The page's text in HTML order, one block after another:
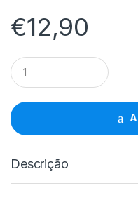
€12,90
Adaptador
USB
Wireless
MU6H
AC650
High
Gain
Band
Descrição